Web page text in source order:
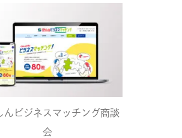
んビジネスマッチング商談
会